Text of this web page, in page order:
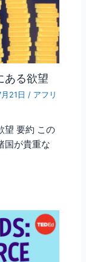
ある欲望
月21日/ アフリ
望 要約 この
国が貴重な